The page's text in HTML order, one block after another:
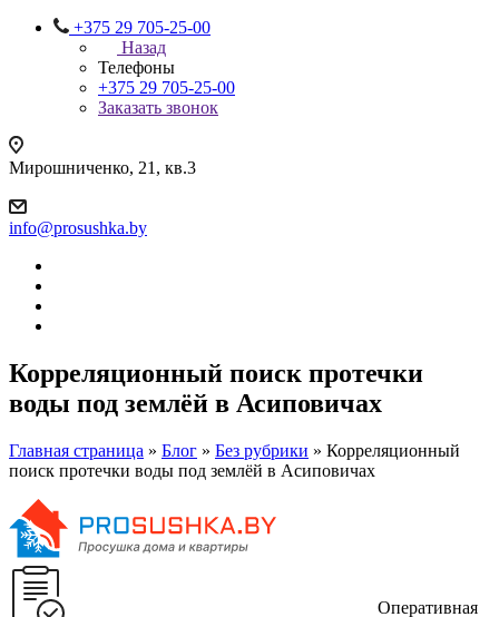
+375 29 705-25-00
Назад
Телефоны
+375 29 705-25-00
Заказать звонок
Мирошниченко, 21, кв.3
info@prosushka.by
Корреляционный поиск протечки
воды под землёй в Асиповичах
Главная страница » Блог » Без рубрики » Корреляционный
поиск протечки воды под землёй в Асиповичах
Оперативная